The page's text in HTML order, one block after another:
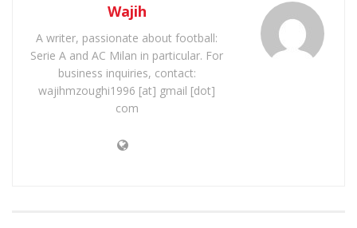
Wajih
A writer, passionate about football:
Serie A and AC Milan in particular. For
business inquiries, contact:
wajihmzoughi1996 [at] gmail [dot]
com